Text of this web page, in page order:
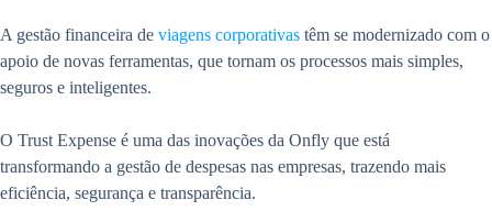
A gestão financeira de viagens corporativas têm se modernizado com o
apoio de novas ferramentas, que tornam os processos mais simples,
seguros e inteligentes.
O Trust Expense é uma das inovações da Onfly que está
transformando a gestão de despesas nas empresas, trazendo mais
eficiência, segurança e transparência.